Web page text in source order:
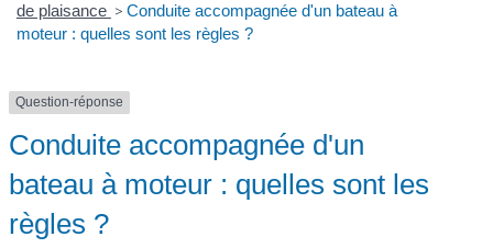
de plaisance > Conduite accompagnée d'un bateau à
moteur : quelles sont les règles ?
Question-réponse
Conduite accompagnée d'un
bateau à moteur : quelles sont les
règles ?